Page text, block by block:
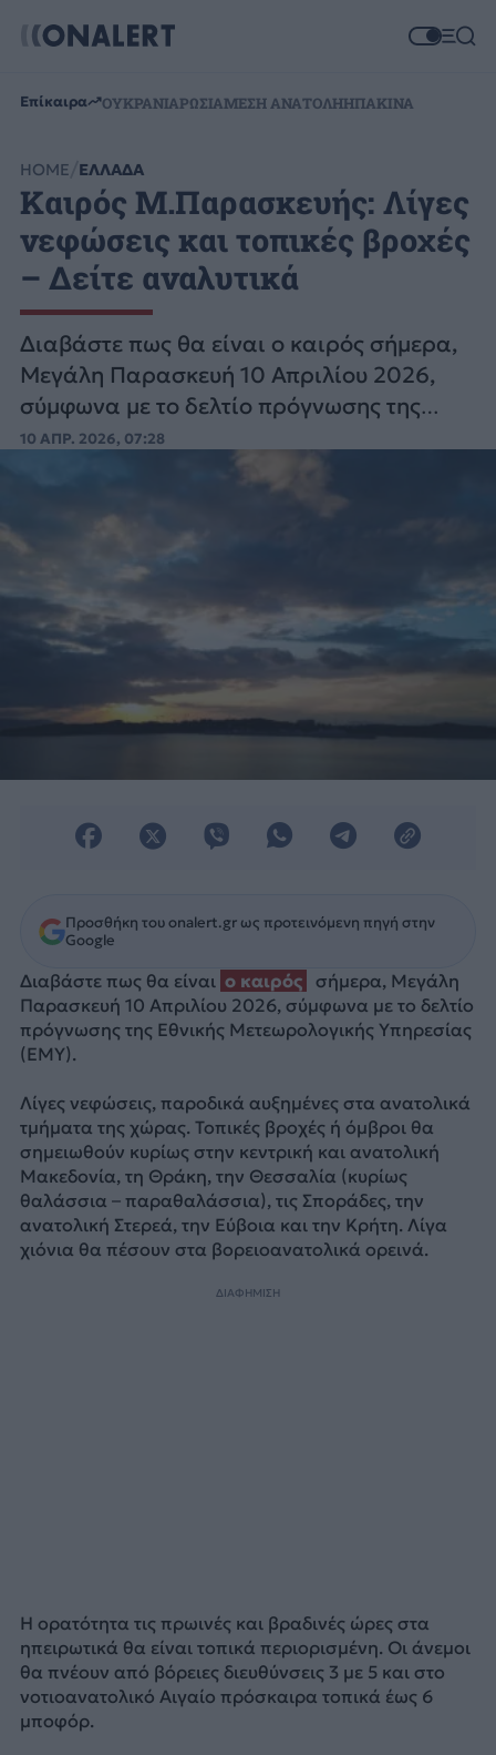
Επίκαιρα ΟΥΚΡΑΝΙΑΡΩΣΙΑΜΕΣΗ ΑΝΑΤΟΛΗΗΠΑΚΙΝΑ
HOME ΕΛΛΑΔΑ
Καιρός Μ.Παρασκευής: Λίγες
νεφώσεις και τοπικές βροχές
– Δείτε αναλυτικά
Διαβάστε πως θα είναι ο καιρός σήμερα,
Μεγάλη Παρασκευή 10 Απριλίου 2026,
σύμφωνα με το δελτίο πρόγνωσης της
Εθνικής Μετεωρολογικής Υπηρεσίας
10 ΑΠΡ. 2026, 07:28
Προσθήκη του onalert.gr ως προτεινόμενη πηγή στην
Google
Διαβάστε πως θα είναι ο καιρός
σήμερα, Μεγάλη
Παρασκευή 10 Απριλίου 2026, σύμφωνα με το δελτίο
πρόγνωσης της Εθνικής Μετεωρολογικής Υπηρεσίας
(ΕΜΥ).
Λίγες νεφώσεις, παροδικά αυξημένες στα ανατολικά
τμήματα της χώρας. Τοπικές βροχές ή όμβροι θα
σημειωθούν κυρίως στην κεντρική και ανατολική
Μακεδονία, τη Θράκη, την Θεσσαλία (κυρίως
θαλάσσια – παραθαλάσσια), τις Σποράδες, την
ανατολική Στερεά, την Εύβοια και την Κρήτη. Λίγα
χιόνια θα πέσουν στα βορειοανατολικά ορεινά.
ΔΙΑΦΗΜΙΣΗ
Η ορατότητα τις πρωινές και βραδινές ώρες στα
ηπειρωτικά θα είναι τοπικά περιορισμένη. Οι άνεμοι
θα πνέουν από βόρειες διευθύνσεις 3 με 5 και στο
νοτιοανατολικό Αιγαίο πρόσκαιρα τοπικά έως 6
μποφόρ.